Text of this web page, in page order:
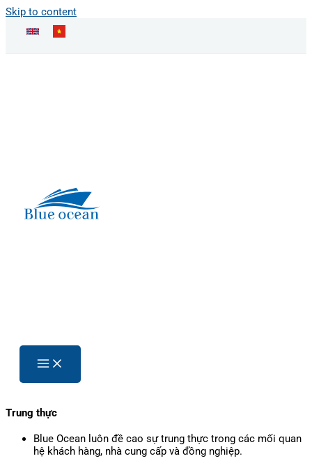
Skip to content
Trung thực
Blue Ocean luôn đề cao sự trung thực trong các mối quan
hệ khách hàng, nhà cung cấp và đồng nghiệp.